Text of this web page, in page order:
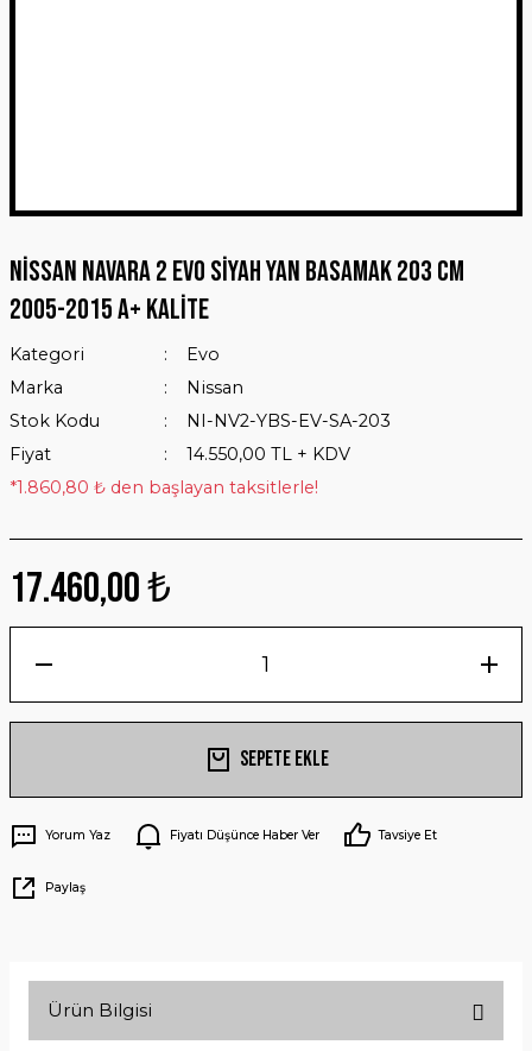
Nissan Navara 2 Evo Siyah Yan Basamak 203 Cm
2005-2015 A+ Kalite
Kategori
Evo
Marka
Nissan
Stok Kodu
NI-NV2-YBS-EV-SA-203
Fiyat
14.550,00 TL + KDV
*1.860,80 ₺ den başlayan taksitlerle!
17.460,00 ₺
Sepete Ekle
Yorum Yaz Fiyatı Düşünce Haber Ver Tavsiye Et
Paylaş
Ürün Bilgisi